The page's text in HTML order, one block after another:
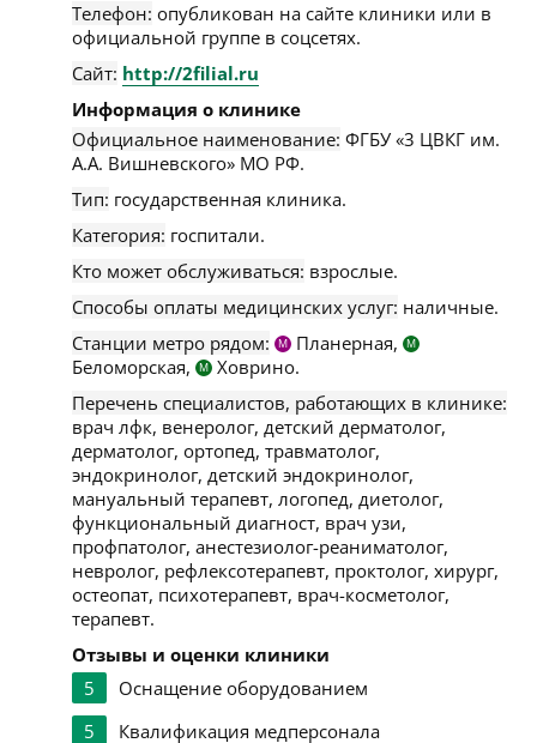
Телефон: опубликован на сайте клиники или в
официальной группе в соцсетях.
Сайт: http://2filial.ru
Информация о клинике
Официальное наименование: ФГБУ «3 ЦВКГ им.
А.А. Вишневского» МО РФ.
Тип: государственная клиника.
Категория: госпитали.
Кто может обслуживаться: взрослые.
Способы оплаты медицинских услуг: наличные.
Станции метро рядом:
М Планерная, М
Беломорская, М Ховрино.
Перечень специалистов, работающих в клинике:
врач лфк, венеролог, детский дерматолог,
дерматолог, ортопед, травматолог,
эндокринолог, детский эндокринолог,
мануальный терапевт, логопед, диетолог,
функциональный диагност, врач узи,
профпатолог, анестезиолог-реаниматолог,
невролог, рефлексотерапевт, проктолог, хирург,
остеопат, психотерапевт, врач-косметолог,
терапевт.
Отзывы и оценки клиники
5
Оснащение оборудованием
5
Квалификация медперсонала